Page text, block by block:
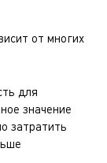
от многих
для
значение
затратить